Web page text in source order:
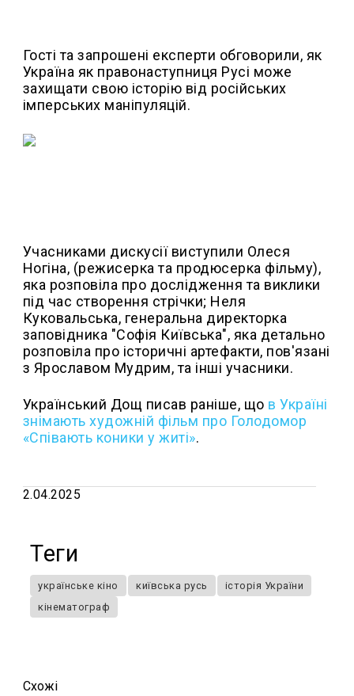
Гості та запрошені експерти обговорили, як
Україна як правонаступниця Русі може
захищати свою історію від російських
імперських маніпуляцій.
Учасниками дискусії виступили Олеся
Ногіна, (режисерка та продюсерка фільму),
яка розповіла про дослідження та виклики
під час створення стрічки; Неля
Куковальська, генеральна директорка
заповідника "Софія Київська", яка детально
розповіла про історичні артефакти, пов'язані
з Ярославом Мудрим, та інші учасники.
Український Дощ писав раніше, що в Україні
знімають художній фільм про Голодомор
«Співають коники у житі».
2.04.2025
Теги
українське кіно київська русь
історія України
кінематограф
Схожi